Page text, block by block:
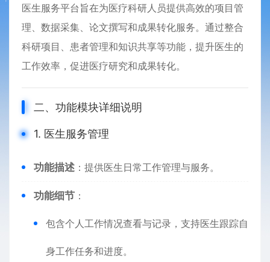
医生服务平台旨在为医疗科研人员提供高效的项目管
理、数据采集、论文撰写和成果转化服务。通过整合
科研项目、患者管理和知识共享等功能，提升医生的
工作效率，促进医疗研究和成果转化。
二、功能模块详细说明
1. 医生服务管理
功能描述 ：提供医生日常工作管理与服务。
功能细节 ：
包含个人工作情况查看与记录，支持医生跟踪自
身工作任务和进度。